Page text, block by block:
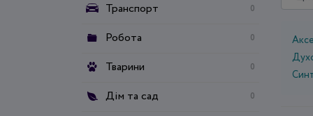
Транспорт 0
Робота 0
Тварини 0
Дім та сад 0